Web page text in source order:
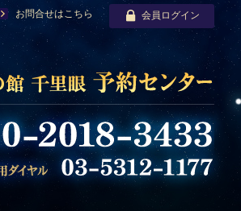
お問合せはこちら 会員ログイン